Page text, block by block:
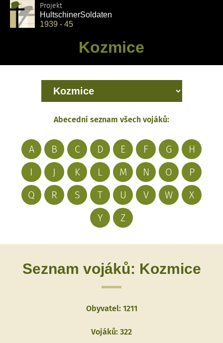
Projekt
HultschinerSoldaten
1939 - 45
Kozmice
Abecední seznam všech vojáků:
A B C D E F G
H
I
J K L M N O
P
Q
R S T U V W
X
Y
Z
Seznam vojáků: Kozmice
Obyvatel: 1211
Vojáků: 322